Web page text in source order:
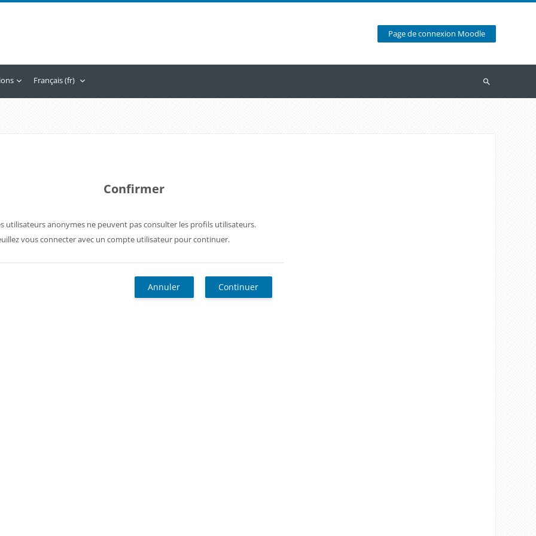
Page de connexion Moodle
Français ‎(fr)‎
Recherche
Confirmer
utilisateurs anonymes ne peuvent pas consulter les profils utilisateurs.
vous connecter avec un compte utilisateur pour continuer.
Annuler Continuer